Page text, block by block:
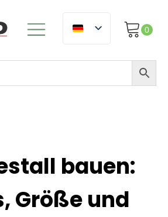
bauen:
Größe und